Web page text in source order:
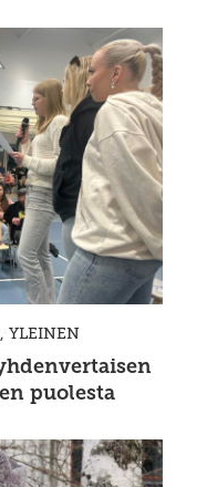
, YLEINEN
puolesta